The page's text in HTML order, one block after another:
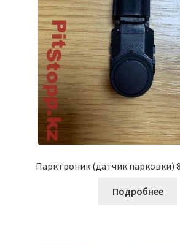
Парктроник (датчик парковки)
Подробнее